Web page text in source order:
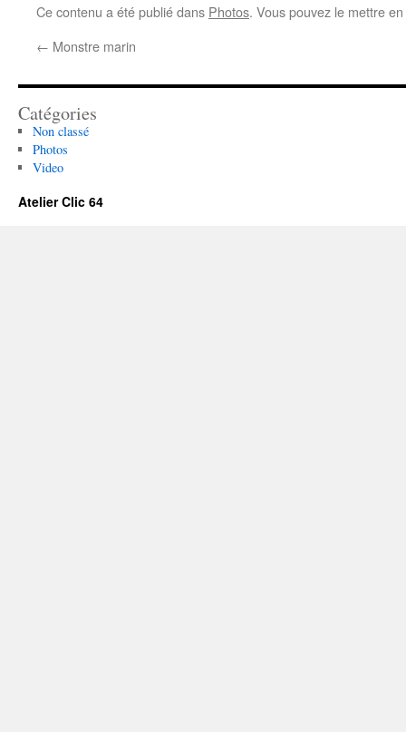
Ce contenu a été publié dans Photos. Vous pouvez le mettre
← Monstre marin
Catégories
Non classé
Photos
Video
Atelier Clic 64